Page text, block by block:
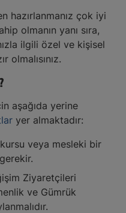
hazırlanmanız çok iyi
olmanın yanı sıra,
ilgili özel ve kişisel
olmalısınız.
aşağıda yerine
yer almaktadır:
veya mesleki bir
Ziyaretçileri
ve Gümrük